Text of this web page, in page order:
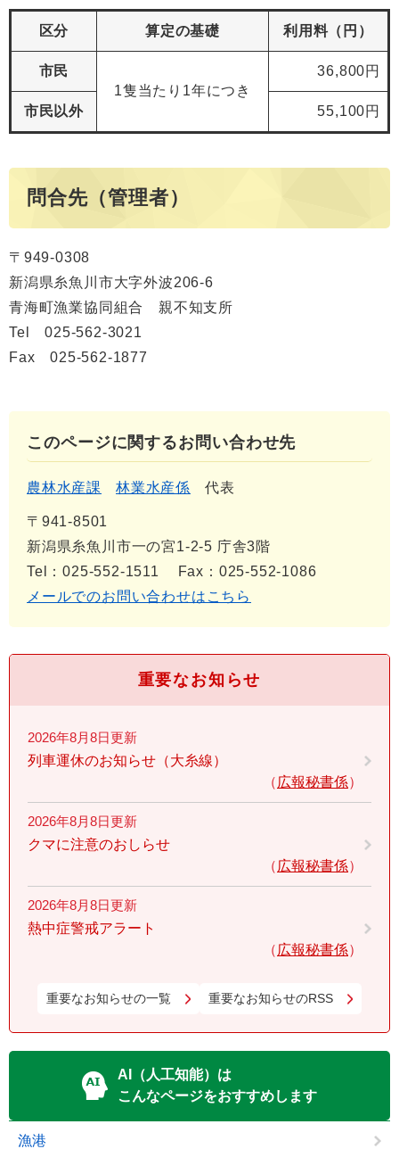
区分 算定の基礎 利用料（円）
市民
1隻当たり1年につき
36,800円
市民以外 55,100円
問合先（管理者）
〒949-0308
新潟県糸魚川市大字外波206-6
青海町漁業協同組合 親不知支所
Tel 025-562-3021
Fax 025-562-1877
このページに関するお問い合わせ先
農林水産課 林業水産係 代表
〒941-8501
新潟県糸魚川市一の宮1-2-5 庁舎3階
Tel：025-552-1511
Fax：025-552-1086
メールでのお問い合わせはこちら
重要なお知らせ
2026年8月8日更新
列車運休のお知らせ（大糸線）
広報秘書係
2026年8月8日更新
クマに注意のおしらせ
広報秘書係
2026年8月8日更新
熱中症警戒アラート
広報秘書係
重要なお知らせの一覧 重要なお知らせのRSS
AI（人工知能）は
こんなページをおすすめします
漁港